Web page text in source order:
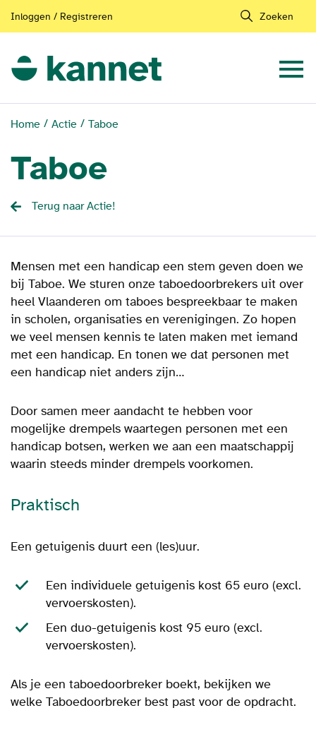
Inloggen / Registreren Zoeken
Home Actie Taboe
Taboe
Terug naar Actie!
Mensen met een handicap een stem geven doen we
bij Taboe. We sturen onze taboedoorbrekers uit over
heel Vlaanderen om taboes bespreekbaar te maken
in scholen, organisaties en verenigingen. Zo hopen
we veel mensen kennis te laten maken met iemand
met een handicap. En tonen we dat personen met
een handicap niet anders zijn…
Door samen meer aandacht te hebben voor
mogelijke drempels waartegen personen met een
handicap botsen, werken we aan een maatschappij
waarin steeds minder drempels voorkomen.
Praktisch
Een getuigenis duurt een (les)uur.
Een individuele getuigenis kost 65 euro (excl.
vervoerskosten).
Een duo-getuigenis kost 95 euro (excl.
vervoerskosten).
Als je een taboedoorbreker boekt, bekijken we
welke Taboedoorbreker best past voor de opdracht.